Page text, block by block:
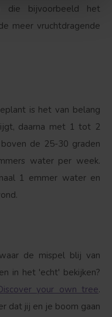
die bijvoorbeeld het
meer vruchtdragende
is het van belang
daarna met 1 tot 2
de 25-30 graden
water per week.
1 emmer water en
de mispel blij van
in het 'echt' bekijken?
your own tree.
dat jij en je boom gaan